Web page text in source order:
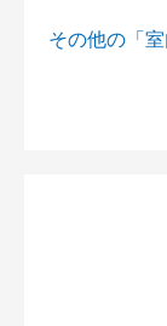
その他の「